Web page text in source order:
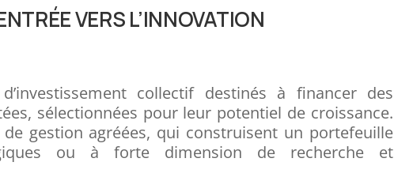
VERS L’INNOVATION
collectif destinés à financer des
sélectionnées pour leur potentiel de croissance.
gestion agréées, qui construisent un portefeuille
ou à forte dimension de recherche et